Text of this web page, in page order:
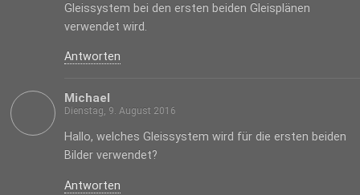
Gleissystem bei den ersten beiden Gleisplänen
verwendet wird.
Antworten
Michael
Dienstag, 9. August 2016
Hallo, welches Gleissystem wird für die ersten beiden
Bilder verwendet?
Antworten